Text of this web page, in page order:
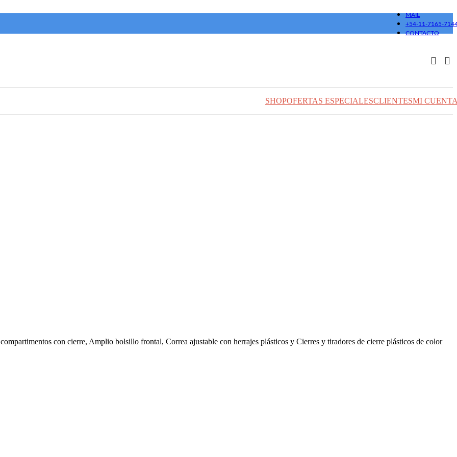
MAIL
+54-11-7165-
CONTACTO
SHOPOFERTAS ESPECIALESCLIENTESMI
con cierre, Amplio bolsillo frontal, Correa ajustable con herrajes plásticos y Cierres y tiradores de cierre plásticos de color